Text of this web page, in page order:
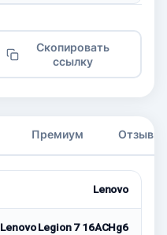
Скопировать
ссылку
Премиум Отзывы
Lenovo
Lenovo Legion 7 16ACHg6